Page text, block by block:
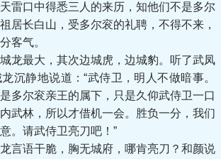
雷口中得悉三人的来历，知他们不是多尔
居长白山，受多尔衮的礼聘，不得不来，
客气。
最大，其次边城虎，边城豹。听了武凤
沉静地说道：“武侍卫，明人不做暗事。
多尔衮亲王的属下，只是久仰武侍卫一口
武林，所以才借机一会。胜负一分，我们
。请武侍卫亮刀吧！”
语干脆，胸无城府，哪肯亮刀？和颜说